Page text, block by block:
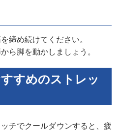
締め続けてください。
ら脚を動かしましょう。
すめのストレッ
チでクールダウンすると、疲